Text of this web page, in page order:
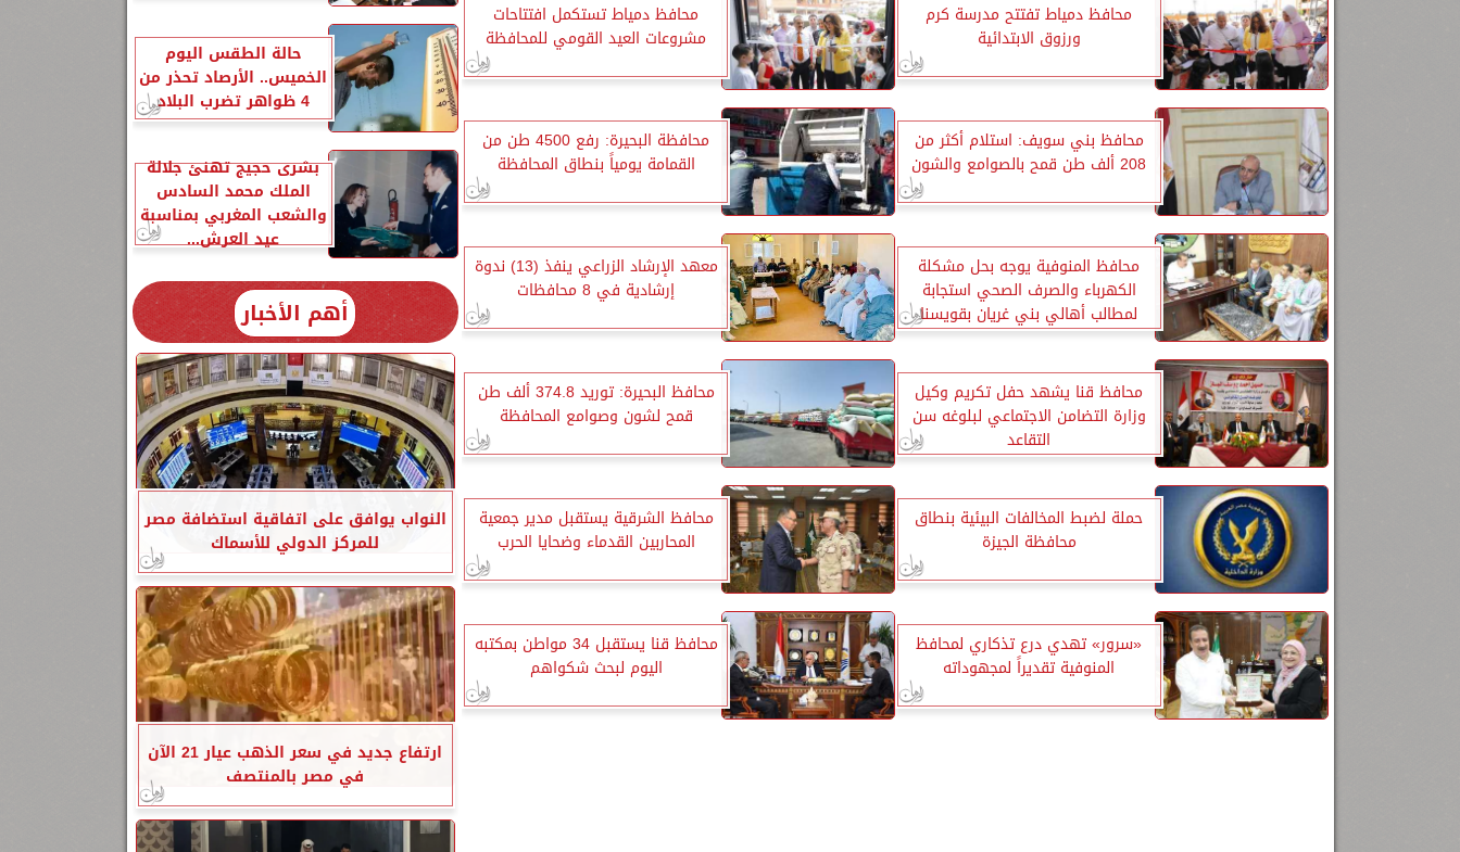
محافظ دمياط تفتتح مدرسة كرم
ورزوق الابتدائية
محافظ دمياط تستكمل افتتاحات
مشروعات العيد القومي للمحافظة
محافظ بني سويف: استلام أكثر من
208 ألف طن قمح بالصوامع والشون
محافظة البحيرة: رفع 4500 طن من
القمامة يومياً بنطاق المحافظة
محافظ المنوفية يوجه بحل مشكلة
الكهرباء والصرف الصحي استجابة
لمطالب أهالي بني غريان بقويسنا
معهد الإرشاد الزراعي ينفذ (13) ندوة
إرشادية في 8 محافظات
محافظ قنا يشهد حفل تكريم وكيل
وزارة التضامن الاجتماعي لبلوغه سن
التقاعد
محافظ البحيرة: توريد 374.8 ألف طن
قمح لشون وصوامع المحافظة
حملة لضبط المخالفات البيئية بنطاق
محافظة الجيزة
محافظ الشرقية يستقبل مدير جمعية
المحاربين القدماء وضحايا الحرب
«سرور» تهدي درع تذكاري لمحافظ
المنوفية تقديراً لمجهوداته
محافظ قنا يستقبل 34 مواطن بمكتبه
اليوم لبحث شكواهم
حالة الطقس اليوم
الخميس.. الأرصاد تحذر من
4 ظواهر تضرب البلاد
بشرى حجيج تهنئ جلالة
الملك محمد السادس
والشعب المغربي بمناسبة
عيد العرش...
أهم الأخبار
النواب يوافق على اتفاقية استضافة مصر
للمركز الدولي للأسماك
ارتفاع جديد في سعر الذهب عيار 21 الآن
في مصر بالمنتصف